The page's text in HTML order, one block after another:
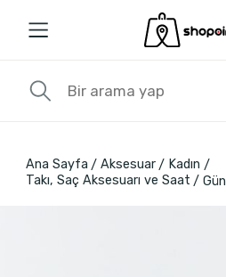
Ana Sayfa Aksesuar
Kadın
Takı, Saç Aksesuarı ve Saat